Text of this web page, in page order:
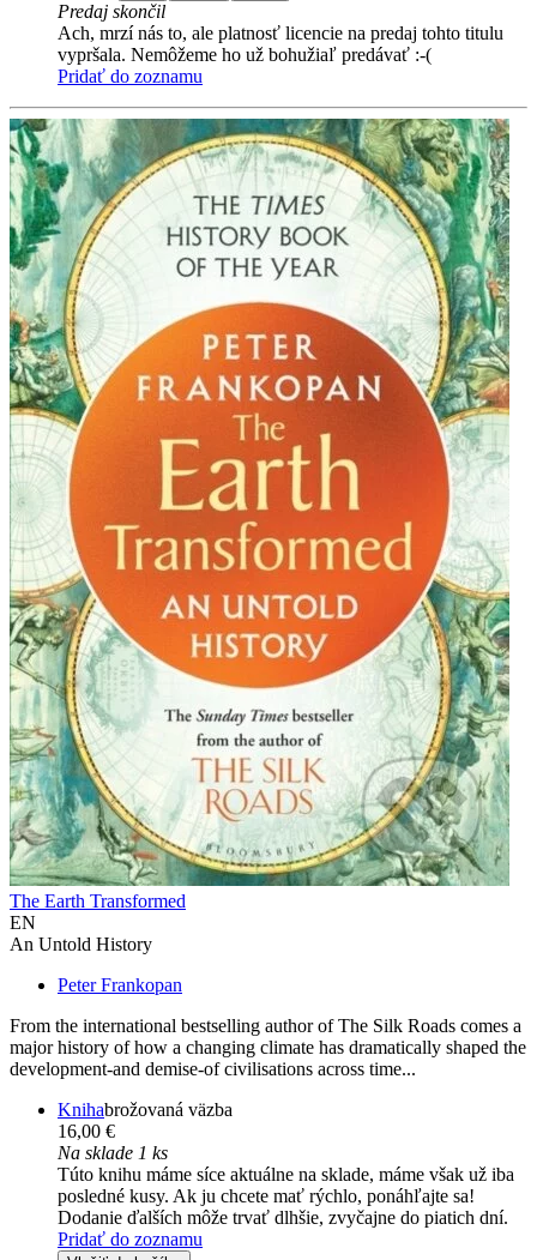
Predaj skončil
Ach, mrzí nás to, ale platnosť licencie na predaj tohto titulu
vypršala. Nemôžeme ho už bohužiaľ predávať :-(
Pridať do zoznamu
The Earth Transformed
EN
An Untold History
Peter Frankopan
From the international bestselling author of The Silk Roads comes a
major history of how a changing climate has dramatically shaped the
development-and demise-of civilisations across time...
Knihabrožovaná väzba
16,00 €
Na sklade 1 ks
Túto knihu máme síce aktuálne na sklade, máme však už iba
posledné kusy. Ak ju chcete mať rýchlo, ponáhľajte sa!
Dodanie ďalších môže trvať dlhšie, zvyčajne do piatich dní.
Pridať do zoznamu